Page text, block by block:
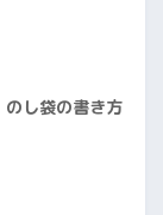
のし袋の書き方